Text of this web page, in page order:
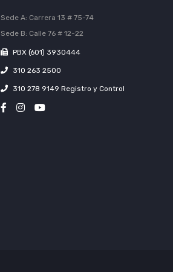
Sede A: Carrera 13 # 75-74
Sede B: Calle 76 # 12-22
PBX (601) 3930444
310 263 2500
310 278 9149 Registro y Control